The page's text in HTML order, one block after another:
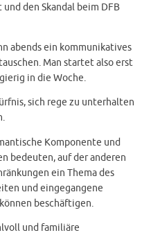
den Skandal beim DFB
abends ein kommunikatives
Man startet also erst
in die Woche.
sich rege zu unterhalten
Komponente und
bedeuten, auf der anderen
ein Thema des
und eingegangene
beschäftigen.
und familiäre